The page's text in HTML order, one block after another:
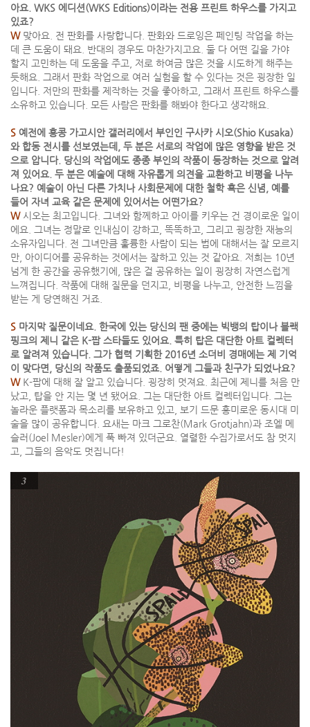
아요. WKS 에디션(WKS Editions)이라는 전용 프린트 하우스를 가지고
있죠?
W맞아요. 전 판화를 사랑합니다. 판화와 드로잉은 페인팅 작업을 하는
데 큰 도움이 돼요. 반대의 경우도 마찬가지고요. 둘 다 어떤 길을 가야
할지 고민하는 데 도움을 주고, 저로 하여금 많은 것을 시도하게 해주는
듯해요. 그래서 판화 작업으로 여러 실험을 할 수 있다는 것은 굉장한 일
입니다. 저만의 판화를 제작하는 것을 좋아하고, 그래서 프린트 하우스를
소유하고 있습니다. 모든 사람은 판화를 해봐야 한다고 생각해요.
S 예전에 홍콩 가고시안 갤러리에서 부인인 구사카 시오(Shio Kusaka)
와 합동 전시를 선보였는데, 두 분은 서로의 작업에 많은 영향을 받은 것
으로 압니다. 당신의 작업에도 종종 부인의 작품이 등장하는 것으로 알려
져 있어요. 두 분은 예술에 대해 자유롭게 의견을 교환하고 비평을 나누
나요? 예술이 아닌 다른 가치나 사회문제에 대한 철학 혹은 신념, 예를
들어 자녀 교육 같은 문제에 있어서는 어떤가요?
W시오는 최고입니다. 그녀와 함께하고 아이를 키우는 건 경이로운 일이
에요. 그녀는 정말로 인내심이 강하고, 똑똑하고, 그리고 굉장한 재능의
소유자입니다. 전 그녀만큼 훌륭한 사람이 되는 법에 대해서는 잘 모르지
만, 아이디어를 공유하는 것에서는 잘하고 있는 것 같아요. 저희는 10년
넘게 한 공간을 공유했기에, 많은 걸 공유하는 일이 굉장히 자연스럽게
느껴집니다. 작품에 대해 질문을 던지고, 비평을 나누고, 안전한 느낌을
받는 게 당연해진 거죠.
S 마지막 질문이네요. 한국에 있는 당신의 팬 중에는 빅뱅의 탑이나 블랙
핑크의 제니 같은 K-팝 스타들도 있어요. 특히 탑은 대단한 아트 컬렉터
로 알려져 있습니다. 그가 협력 기획한 2016년 소더비 경매에는 제 기억
이 맞다면, 당신의 작품도 출품되었죠. 어떻게 그들과 친구가 되었나요?
WK-팝에 대해 잘 알고 있습니다. 굉장히 멋져요. 최근에 제니를 처음 만
났고, 탑을 안 지는 몇 년 됐어요. 그는 대단한 아트 컬렉터입니다. 그는
놀라운 플랫폼과 목소리를 보유하고 있고, 보기 드문 흥미로운 동시대 미
술을 많이 공유합니다. 요새는 마크 그로찬(Mark Grotjahn)과 조엘 메
슬러(Joel Mesler)에게 푹 빠져 있더군요. 열렬한 수집가로서도 참 멋지
고, 그들의 음악도 멋집니다!
3